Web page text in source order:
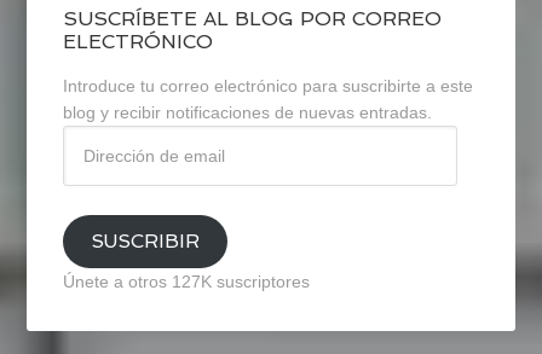
SUSCRÍBETE AL BLOG POR CORREO
ELECTRÓNICO
Introduce tu correo electrónico para suscribirte a este
blog y recibir notificaciones de nuevas entradas.
email
SUSCRIBIR
Únete a otros 127K suscriptores